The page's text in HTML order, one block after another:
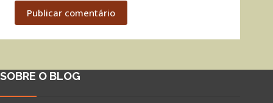
Publicar comentário
SOBRE O BLOG